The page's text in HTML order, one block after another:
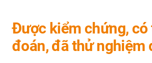
Được kiểm chứng, có
đoán, đã thử nghiệm